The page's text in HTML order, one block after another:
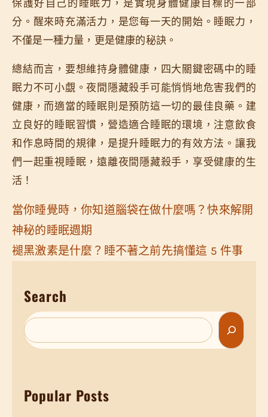
保護好自己的睡眠力，是實現身體健康目標的一部
分。醒來時充滿活力，是您每一天的開始。睡眠力，
不僅是一種力量，更是健康的秘訣。
總結而言，要想維持身體健康，四大關鍵密碼中的睡
眠力不可小覷。夜間隱藏殺手可能悄悄地危害我們的
健康，而適當的睡眠則是預防這一切的最佳良藥。建
立良好的睡眠習慣，營造適合睡眠的環境，注意飲食
和作息時間的規律，是提升睡眠力的有效方法。讓我
們一起重視睡眠，遠離夜間隱藏殺手，享受健康的生
活！
當你睡覺時，你知道腦袋在做什麼嗎？快來解開
神秘的睡眠週期
褪黑激素是什麼？睡不著之前先搞懂這 5 件事
Search
S
e
c
Popular Posts